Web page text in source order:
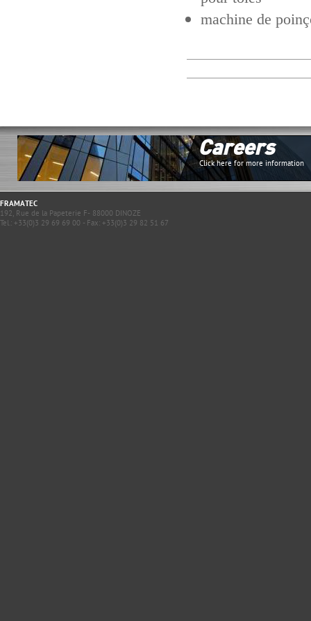
machine de
Careers
Click here for more information
FRAMATEC
192, Rue de la Papeterie F- 88000 DINOZE
Tel.: +33(0)3 29 69 69 00 - Fax: +33(0)3 29 82 51 67